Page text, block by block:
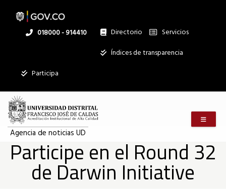
Participe
en
Round
32
contenido
Linea
018000 - 914410 Directorio
Institucional
Servicios
Índices de transparencia
Participa
Agencia de noticias UD
Participe en el Round 32
de Darwin Initiative